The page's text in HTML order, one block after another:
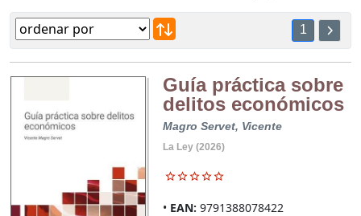
1
Guía práctica sobre
delitos económicos
Magro Servet, Vicente
La Ley (2026)
EAN: 9791388078422